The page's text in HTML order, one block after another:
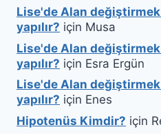
Lise'de Alan değiştirmek
yapılır? için Musa
Lise'de Alan değiştirmek
yapılır? için Esra Ergün
Lise'de Alan değiştirmek
yapılır? için Enes
Hipotenüs Kimdir? için